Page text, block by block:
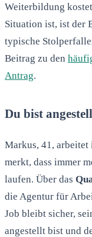
Weiterbildung
Situation ist, ist der
typische
Beitrag zu den
Antrag.
Du bist
Markus, 41, arbeitet
merkt, dass immer
laufen. Über das
die Agentur für
Job bleibt sicher,
angestellt bist und